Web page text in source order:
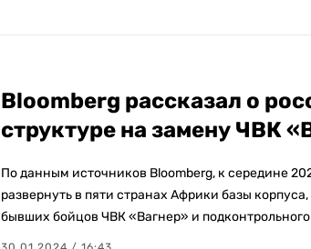
Bloomberg рассказал о
структуре на замену ЧВК
По данным источников Bloomberg, к середине
развернуть в пяти странах Африки базы
бывших бойцов ЧВК «Вагнер» и